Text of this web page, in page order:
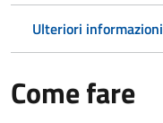
Ulteriori informazioni
Come fare